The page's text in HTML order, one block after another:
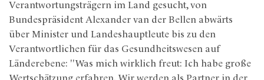
Verantwortungsträgern im Land gesucht, von
Bundespräsident Alexander van der Bellen abwärts
über Minister und Landeshauptleute bis zu den
Verantwortlichen für das Gesundheitswesen auf
Länderebene: "Was mich wirklich freut: Ich habe große